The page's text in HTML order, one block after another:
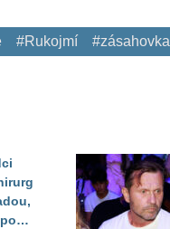
#Rukojmí #zásahovka